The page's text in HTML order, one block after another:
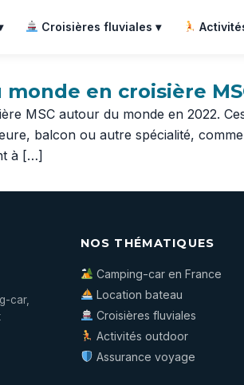
Croisières fluviales ▾
en croisière
MSC autour du monde en 2022.
balcon ou autre spécialité,
à […]
car,
NOS THÉMATIQUES
Camping-car en France
Location bateau
Croisières fluviales
Activités outdoor
Assurance voyage